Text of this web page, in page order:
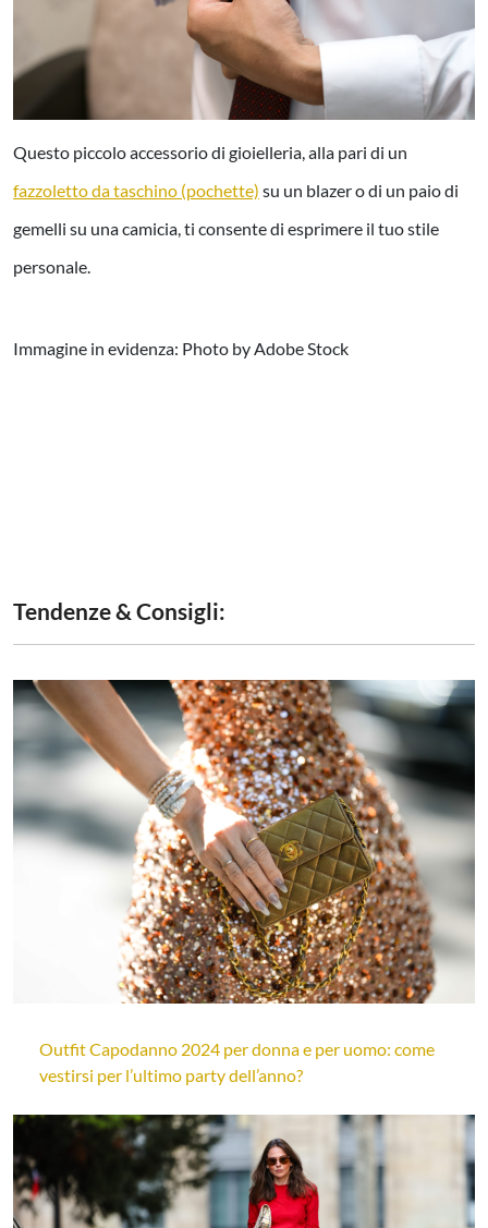
Questo piccolo accessorio di gioielleria, alla pari di un
fazzoletto da taschino (pochette) su un blazer o di un paio di
gemelli su una camicia, ti consente di esprimere il tuo stile
personale.
Immagine in evidenza: Photo by Adobe Stock
Tendenze & Consigli:
Outfit Capodanno 2024 per donna e per uomo: come
vestirsi per l’ultimo party dell’anno?